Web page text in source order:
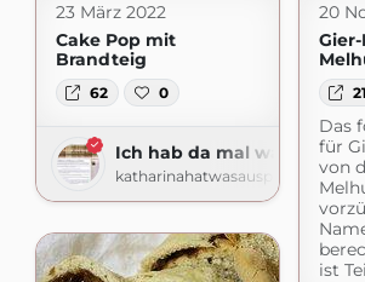
23 März 2022
Cake Pop mit
Brandteig
62 0
Ich hab da mal was
20
Das
für
von
ist